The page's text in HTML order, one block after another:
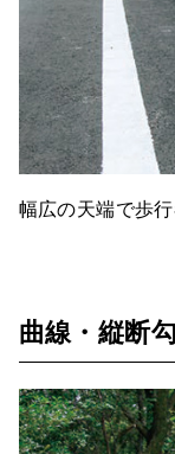
幅広の天端で歩
曲線・縦断